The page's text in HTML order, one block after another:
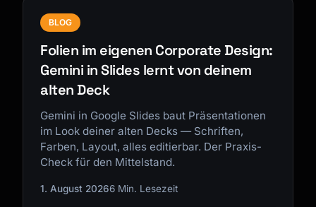
BLOG
Folien im eigenen Corporate Design:
Gemini in Slides lernt von deinem
alten Deck
Gemini in Google Slides baut Präsentationen
im Look deiner alten Decks — Schriften,
Farben, Layout, alles editierbar. Der Praxis-
Check für den Mittelstand.
1. August 20266 Min. Lesezeit